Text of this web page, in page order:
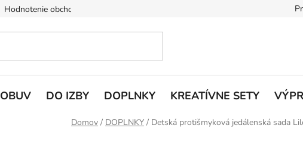
Hodnotenie obchodu
OBUV DO IZBY DOPLNKY KREATÍVNE SETY
Domov / DOPLNKY / Detská protišmyková jedálenská sada